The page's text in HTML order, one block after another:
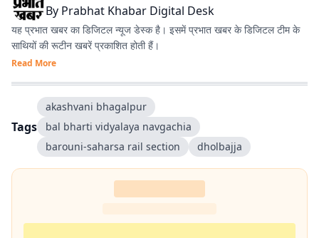
By Prabhat Khabar Digital Desk
यह प्रभात खबर का डिजिटल न्यूज डेस्क है। इसमें प्रभात खबर के डिजिटल टीम के
साथियों की रूटीन खबरें प्रकाशित होती हैं।
Read More
Tags
akashvani bhagalpur
bal bharti vidyalaya navgachia
barouni-saharsa rail section
dholbajja